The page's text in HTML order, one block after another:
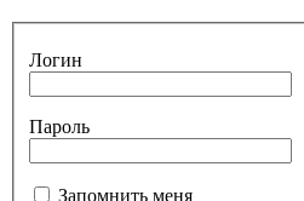
Логин
Пароль
Запомнить меня